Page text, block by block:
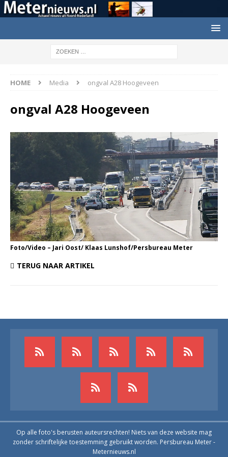
HOME Media ongval A28 Hoogeveen
ongval A28 Hoogeveen
Foto/Video – Jari Oost/ Klaas Lunshof/Persbureau Meter
TERUG NAAR ARTIKEL
Op alle foto's berusten auteursrechten! Niets van deze website mag
zonder schriftelijke toestemming gebruikt worden. Persbureau Meter -
Meternieuws.nl